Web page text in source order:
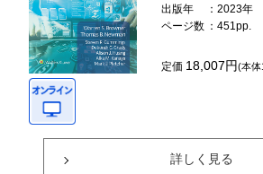
出版年
：2023年
ページ数 ：451pp.
定価 18,007円(本体
詳しく見る